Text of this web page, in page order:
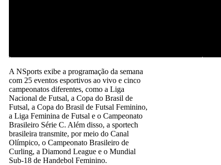
A NSports exibe a programação da semana
com 25 eventos esportivos ao vivo e cinco
campeonatos diferentes, como a Liga
Nacional de Futsal, a Copa do Brasil de
Futsal, a Copa do Brasil de Futsal Feminino,
a Liga Feminina de Futsal e o Campeonato
Brasileiro Série C. Além disso, a sportech
brasileira transmite, por meio do Canal
Olímpico, o Campeonato Brasileiro de
Curling, a Diamond League e o Mundial
Sub-18 de Handebol Feminino.